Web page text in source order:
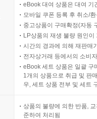
eBook 대여 상품은 대여 기
모바일 쿠폰 등록 후 취소/
중고상품이 구매확정(자동
LP상품의 재생 불량 원인
시간의 경과에 의해 재판매
전자상거래 등에서의 소비
eBook 세트 상품은 일괄 구
1개의 상품으로 취급 및 판
우, 세트 상품 전부 및 세트
상품의 불량에 의한 반품,
준하여 처리됨